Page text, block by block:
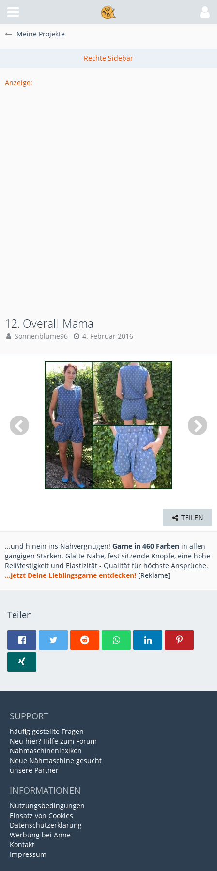
Meine Projekte
Anzeige:
12. Overall_Mama
Sonnenblume96 4. Februar 2016
TEILEN
...und hinein ins Nähvergnügen! Garne in 460 Farben in allen
gängigen Stärken. Glatte Nähe, fest sitzende Knöpfe, eine hohe
Reißfestigkeit und Elastizität - Qualität für höchste Ansprüche.
...jetzt Deine Lieblingsgarne entdecken! [Reklame]
Teilen
SUPPORT
häufig gestellte Fragen
Neu hier? Hilfe zum Forum
Nähmaschinenlexikon
Neue Nähmaschine gesucht
unsere Partner
INFORMATIONEN
Nutzungsbedingungen
Einsatz von Cookies
Datenschutzerklärung
Werbung bei Anne
Kontakt
Impressum